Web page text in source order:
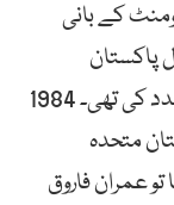
کے بانی
انہوں نے 1978 میں آل پاکستان
مہاجرقومی موومنٹ کی بنیادرکھنے میں مدد کی تھی۔ 1984
متحدہ
عمران فاروق